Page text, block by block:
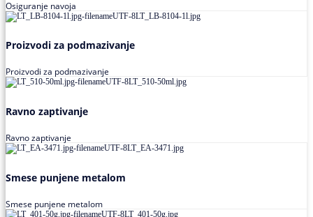
Osiguranje navoja
Proizvodi za podmazivanje
Proizvodi za podmazivanje
Ravno zaptivanje
Ravno zaptivanje
Smese punjene metalom
Smese punjene metalom